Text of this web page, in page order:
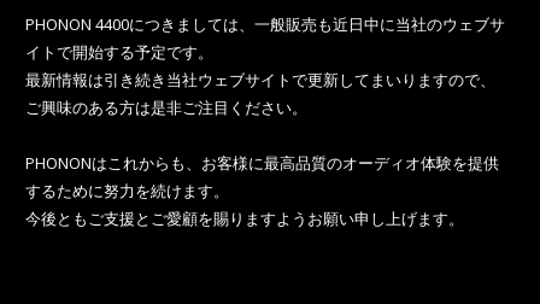
PHONON 4400につきましては、一般販売も近日中に当社のウェブサ
イトで開始する予定です。
最新情報は引き続き当社ウェブサイトで更新してまいりますので、
ご興味のある方は是非ご注目ください。
PHONONはこれからも、お客様に最高品質のオーディオ体験を提供
するために努力を続けます。
今後ともご支援とご愛顧を賜りますようお願い申し上げます。